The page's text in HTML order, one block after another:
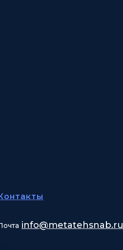
info@metatehsnab.ru